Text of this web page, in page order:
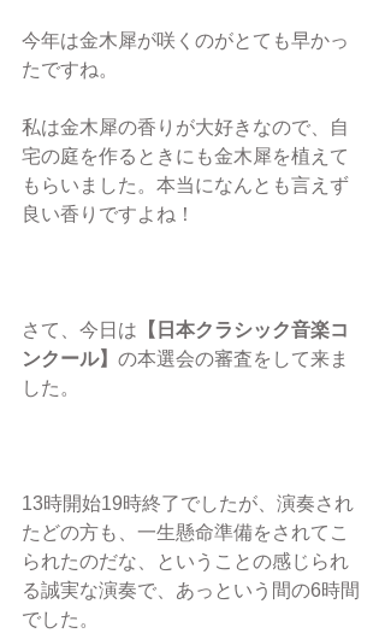
今年は金木犀が咲くのがとても早かっ
たですね。
私は金木犀の香りが大好きなので、自
宅の庭を作るときにも金木犀を植えて
もらいました。本当になんとも言えず
良い香りですよね！
さて、今日は 【日本クラシック音楽コ
ンクール】 の本選会の審査をして来ま
した。
13時開始19時終了でしたが、演奏され
たどの方も、一生懸命準備をされてこ
られたのだな、ということの感じられ
る誠実な演奏で、あっという間の6時間
でした。